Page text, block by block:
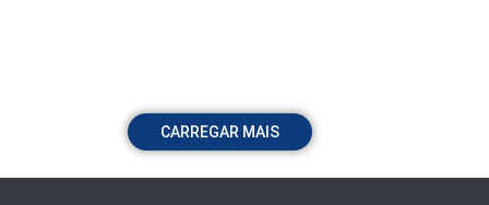
CARREGAR MAIS